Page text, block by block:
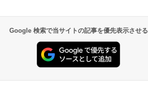
Google 検索で当サイトの記事を優先表示させる